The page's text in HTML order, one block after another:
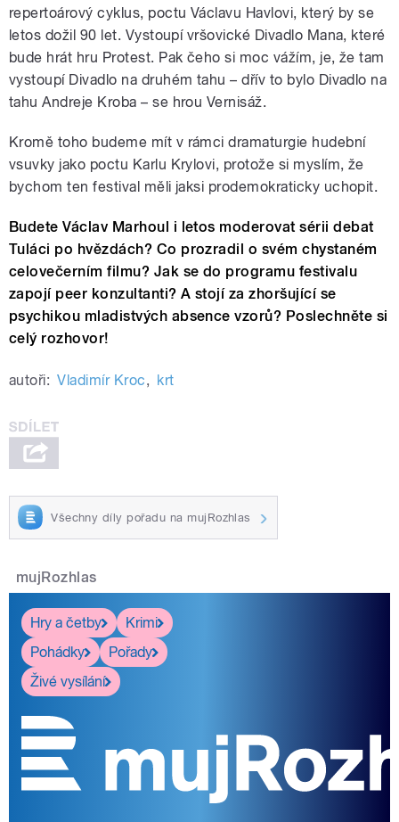
repertoárový cyklus, poctu Václavu Havlovi, který by se
letos dožil 90 let. Vystoupí vršovické Divadlo Mana, které
bude hrát hru Protest. Pak čeho si moc vážím, je, že tam
vystoupí Divadlo na druhém tahu – dřív to bylo Divadlo na
tahu Andreje Kroba – se hrou Vernisáž.
Kromě toho budeme mít v rámci dramaturgie hudební
vsuvky jako poctu Karlu Krylovi, protože si myslím, že
bychom ten festival měli jaksi prodemokraticky uchopit.
Budete Václav Marhoul i letos moderovat sérii debat
Tuláci po hvězdách? Co prozradil o svém chystaném
celovečerním filmu? Jak se do programu festivalu
zapojí peer konzultanti? A stojí za zhoršující se
psychikou mladistvých absence vzorů? Poslechněte si
celý rozhovor!
autoři: Vladimír Kroc, krt
Všechny díly pořadu na mujRozhlas
mujRozhlas
Hry a četby
Krimi
Pohádky
Pořady
Živé vysílání